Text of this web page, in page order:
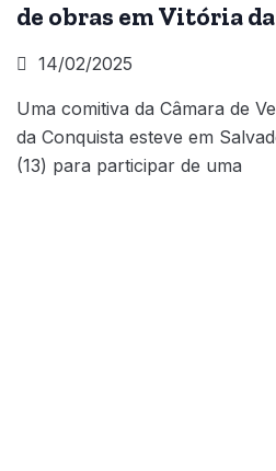
de obras em Vitória
14/02/2025
Uma comitiva da Câmara de
da Conquista esteve em
(13) para participar de uma